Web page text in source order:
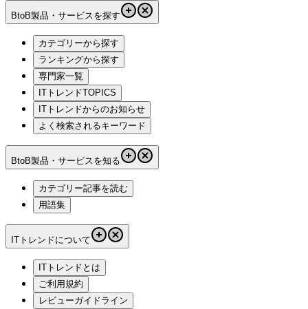
BtoB製品・サービスを探す
カテゴリーから探す
ランキングから探す
専門家一覧
ITトレンドTOPICS
ITトレンドからのお知らせ
よく検索されるキーワード
BtoB製品・サービスを知る
カテゴリー記事を読む
用語集
ITトレンドについて
ITトレンドとは
ご利用規約
レビューガイドライン